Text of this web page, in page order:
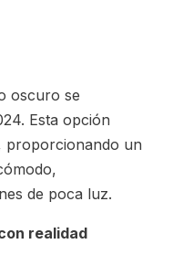
oscuro se
Esta opción
proporcionando un
de poca luz.
realidad